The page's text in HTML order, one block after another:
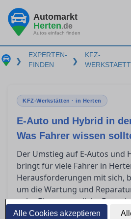
Alle Cookies akzeptieren
Automarkt
Herten.de
Autos einfach finden
❯
EXPERTEN-
FINDEN
❯
KFZ-
KFZ-Werkstätten · in Herten
E-Auto und Hybrid in
Was Fahrer wissen
Der Umstieg auf E-Autos und
bringt für viele Fahrer in
Herausforderungen mit sich,
um die Wartung und
geht. Eine wesentliche Frage
Qualifikationen benötigt eine